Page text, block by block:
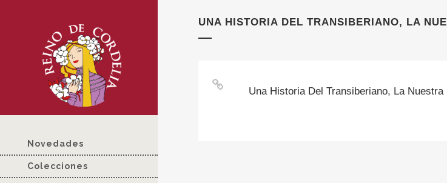
Novedades
Colecciones
UNA HISTORIA DEL TRANSIBERIANO, LA
Una Historia Del Transiberiano, La Nuestra